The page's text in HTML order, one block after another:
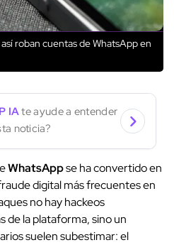
roban cuentas de WhatsApp en
IAte ayude a entender
noticia?
WhatsAppse ha convertido en
digital más frecuentes en
no hay hackeos
de la plataforma, sino un
suelen subestimar: el